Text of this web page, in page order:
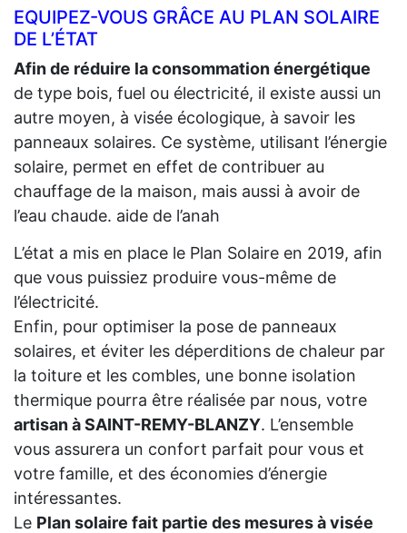
EQUIPEZ-VOUS GRÂCE AU PLAN SOLAIRE
DE L’ÉTAT
Afin de réduire la consommation énergétique
de type bois, fuel ou électricité, il existe aussi un
autre moyen, à visée écologique, à savoir les
panneaux solaires. Ce système, utilisant l’énergie
solaire, permet en effet de contribuer au
chauffage de la maison, mais aussi à avoir de
l’eau chaude. aide de l’anah
L’état a mis en place le Plan Solaire en 2019, afin
que vous puissiez produire vous-même de
l’électricité.
Enfin, pour optimiser la pose de panneaux
solaires, et éviter les déperditions de chaleur par
la toiture et les combles, une bonne isolation
thermique pourra être réalisée par nous, votre
artisan à SAINT-REMY-BLANZY. L’ensemble
vous assurera un confort parfait pour vous et
votre famille, et des économies d’énergie
intéressantes.
Le Plan solaire fait partie des mesures à visée